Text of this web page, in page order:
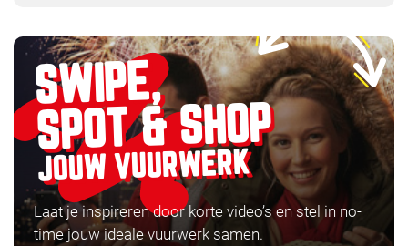
SWIPE,
SPOT & SHOP
JOUW VUURWERK
Laat je inspireren door korte video’s en stel in no-
time jouw ideale vuurwerk samen.